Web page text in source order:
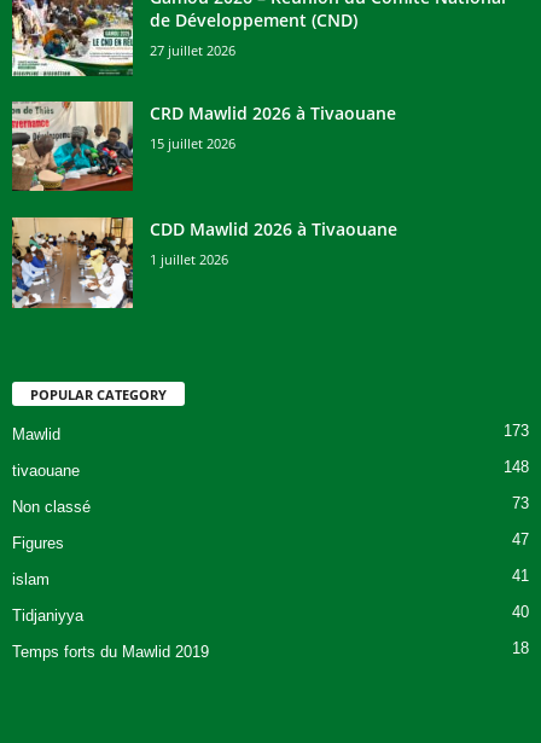
de Développement (CND)
27 juillet 2026
CRD Mawlid 2026 à Tivaouane
15 juillet 2026
CDD Mawlid 2026 à Tivaouane
1 juillet 2026
POPULAR CATEGORY
Mawlid 173
tivaouane 148
Non classé 73
Figures 47
islam 41
Tidjaniyya 40
Temps forts du Mawlid 2019 18